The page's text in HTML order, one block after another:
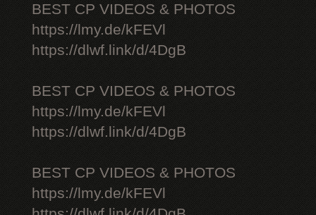
BEST CP VIDEOS & PHOTOS
https://lmy.de/kFEVl
https://dlwf.link/d/4DgB
BEST CP VIDEOS & PHOTOS
https://lmy.de/kFEVl
https://dlwf.link/d/4DgB
BEST CP VIDEOS & PHOTOS
https://lmy.de/kFEVl